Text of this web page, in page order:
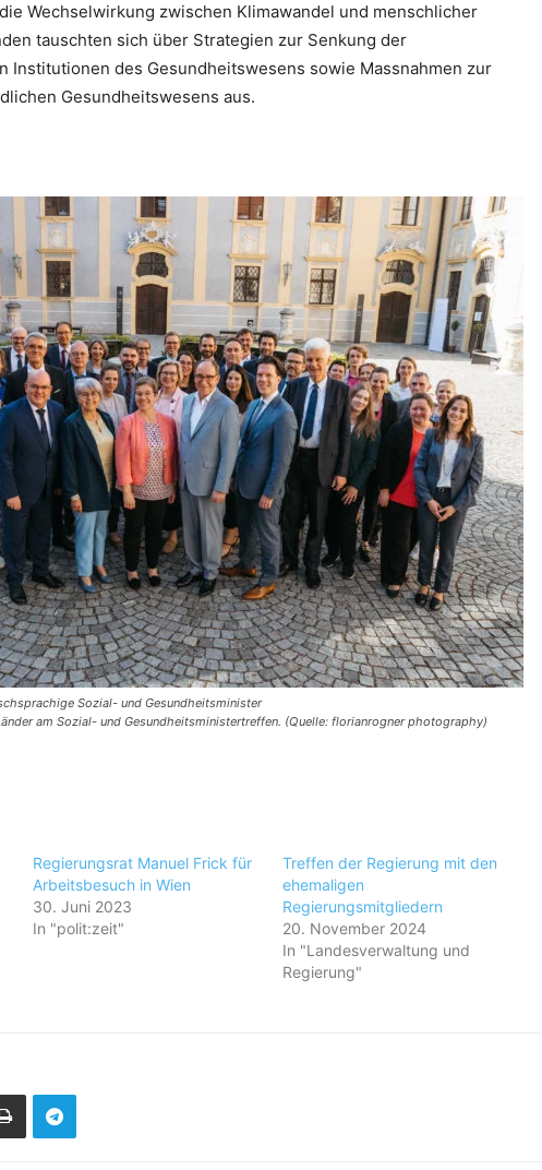
Wechselwirkung zwischen Klimawandel und menschlicher
tauschten sich über Strategien zur Senkung der
Institutionen des Gesundheitswesens sowie Massnahmen zur
Gesundheitswesens aus.
Sozial- und Gesundheitsminister
am Sozial- und Gesundheitsministertreffen. (Quelle: florianrogner photography)
Regierungsrat Manuel Frick für
Arbeitsbesuch in Wien
30. Juni 2023
In "polit:zeit"
Treffen der Regierung mit den
ehemaligen
Regierungsmitgliedern
20. November 2024
In "Landesverwaltung und
Regierung"